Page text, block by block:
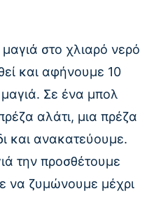
στο χλιαρό νερό
και αφήνουμε 10
Σε ένα μπολ
αλάτι, μια πρέζα
και ανακατεύουμε.
την προσθέτουμε
να ζυμώνουμε μέχρι